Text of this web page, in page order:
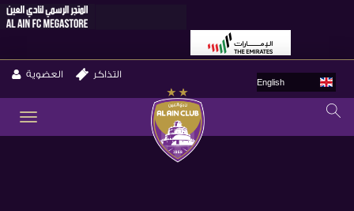
English
التذاكر العضوية